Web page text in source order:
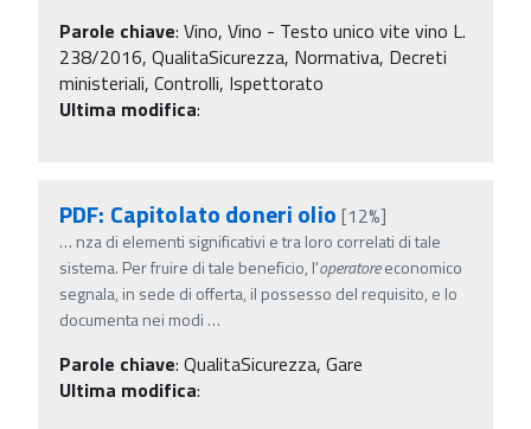
Parole chiave: Vino, Vino - Testo unico vite vino L.
238/2016, QualitaSicurezza, Normativa, Decreti
ministeriali, Controlli, Ispettorato
Ultima modifica:
PDF: Capitolato doneri olio [12%]
… nza di elementi significativi e tra loro correlati di tale
sistema. Per fruire di tale beneficio, l'operatoreeconomico
segnala, in sede di offerta, il possesso del requisito, e lo
documenta nei modi …
Parole chiave: QualitaSicurezza, Gare
Ultima modifica: